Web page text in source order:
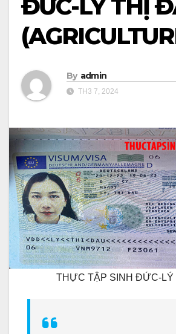
ĐỨC-LÝ THỊ
By admin
TH3 7, 2024
THỰC TẬP SINH ĐỨC-LÝ